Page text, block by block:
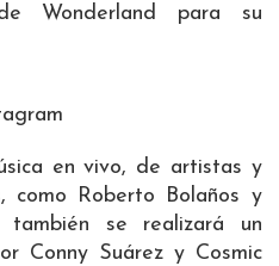
Wonderland para su
en vivo, de artistas y
como Roberto Bolaños y
también se realizará un
Conny Suárez y Cosmic